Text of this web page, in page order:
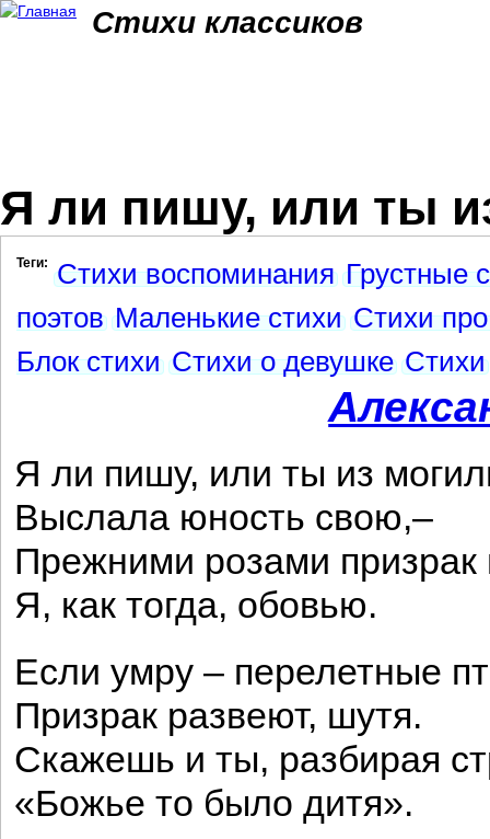
Стихи классиков
Я ли пишу, или ты
Теги: Стихи воспоминания Грустные
поэтов Маленькие стихи Стихи
Блок стихи Стихи о девушке Стихи
Я ли пишу, или ты из
Выслала юность свою,–
Прежними розами
Я, как тогда, обовью.
Если умру – перелетные
Призрак развеют, шутя.
Скажешь и ты, разбирая
«Божье то было дитя».